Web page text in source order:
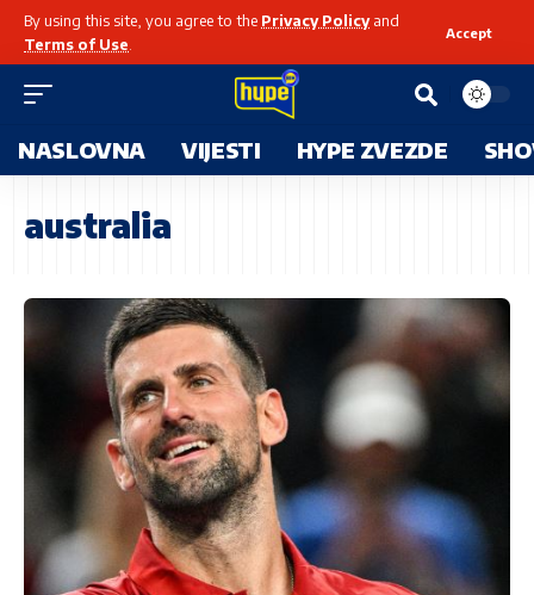
By using this site, you agree to the Privacy Policyand
Terms of Use
Accept
NASLOVNA VIJESTI HYPE ZVEZDE
australia